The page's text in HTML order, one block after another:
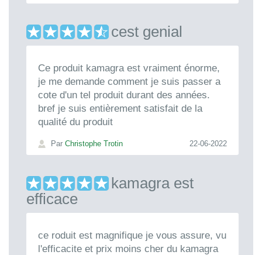
cest genial
Ce produit kamagra est vraiment énorme,
je me demande comment je suis passer a
cote d'un tel produit durant des années.
bref je suis entièrement satisfait de la
qualité du produit
Par Christophe Trotin 22-06-2022
kamagra est
efficace
ce roduit est magnifique je vous assure, vu
l'efficacite et prix moins cher du kamagra